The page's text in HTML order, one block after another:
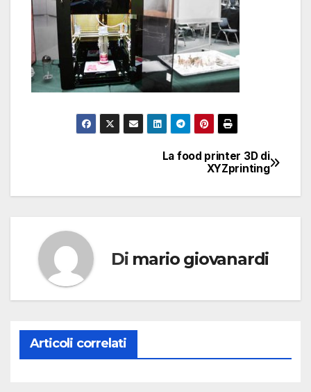
articoli
La food printer 3D di
XYZprinting
Di mario giovanardi
Articoli correlati